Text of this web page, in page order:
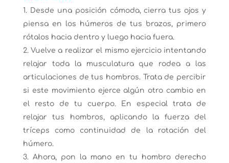
Desde una posición cómoda, cierra tus ojos y
piensa en los húmeros de tus brazos, primero
rótalos hacia dentro y luego hacia fuera.
Vuelve a realizar el mismo ejercicio intentando
relajar toda la musculatura que rodea a las
articulaciones de tus hombros. Trata de percibir
si este movimiento ejerce algún otro cambio en
el resto de tu cuerpo. En especial trata de
relajar tus hombros, aplicando la fuerza del
tríceps como continuidad de la rotación del
húmero.
Ahora, pon la mano en tu hombro derecho